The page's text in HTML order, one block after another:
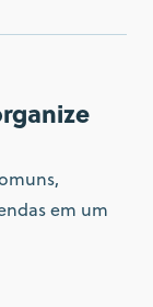
em um